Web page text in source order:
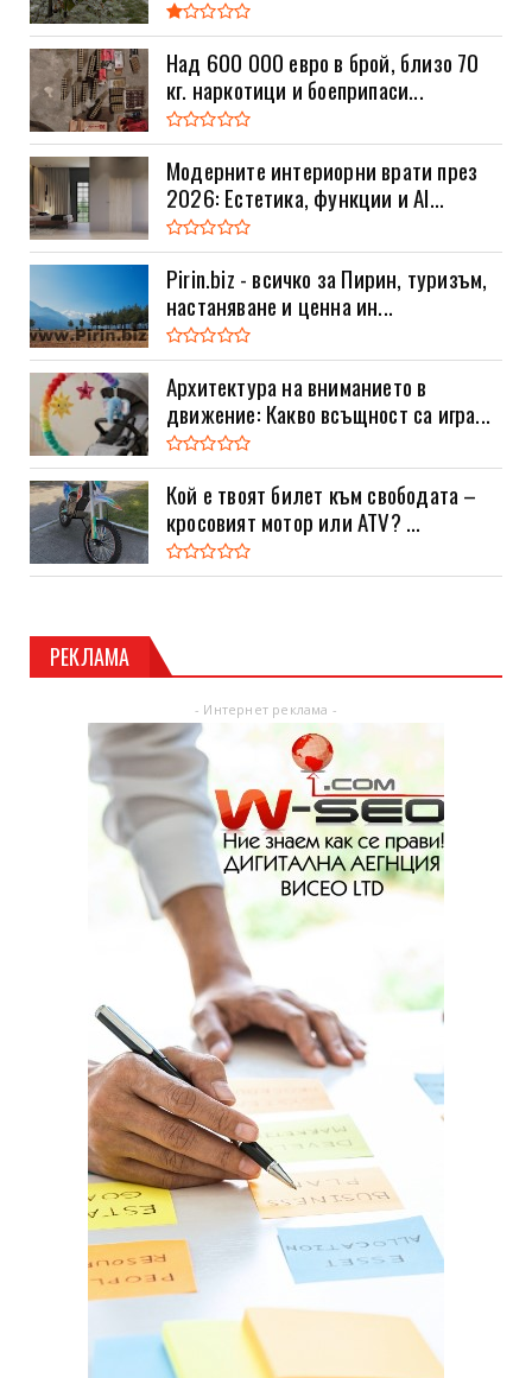
Над 600 000 евро в брой, близо 70
кг. наркотици и боеприпаси...
Модерните интериорни врати през
2026: Естетика, функции и AI...
Pirin.biz - всичко за Пирин, туризъм,
настаняване и ценна ин...
Архитектура на вниманието в
движение: Какво всъщност са игра...
Кой е твоят билет към свободата –
кросовият мотор или ATV? ...
РЕКЛАМА
- Интернет реклама -